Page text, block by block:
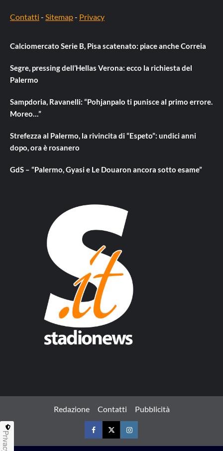
Contatti - Sitemap- Privacy
Calciomercato Serie B, Pisa scatenato: piace anche Correia
Segre, pressing dell’Hellas Verona: ecco la richiesta del
Palermo
Sampdoria, Ravanelli: “Pohjanpalo ti punisce al primo errore.
Moreo…”
Strefezza al Palermo, la rivincita di “Espeto”: undici anni
dopo, ora è rosanero
GdS – “Palermo, Gyasi e Le Douaron ancora sotto esame”
Redazione Contatti Pubblicità
FacebookTwitterInstagram
Privacy